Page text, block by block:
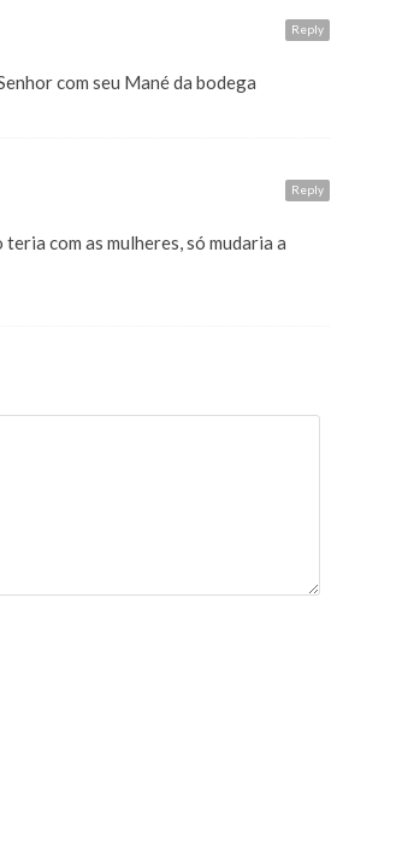
Reply
com seu Mané da bodega
Reply
com as mulheres, só mudaria a